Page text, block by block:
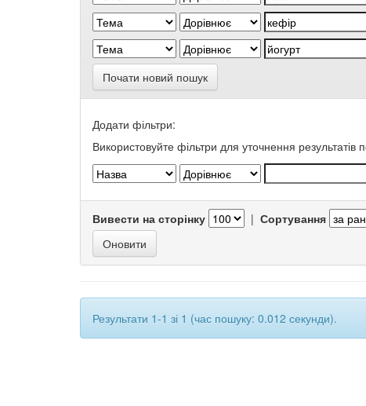
Почати новий пошук
Додати фільтри:
Використовуйте фільтри для уточнення результатів
Вивести на сторінку | Сортування
Результати 1-1 зі 1 (час пошуку: 0.012 секунди).